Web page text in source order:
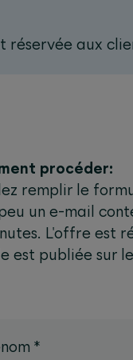
aux
procéder:
remplir le
un e-mail
L'offre est
est publiée sur
*